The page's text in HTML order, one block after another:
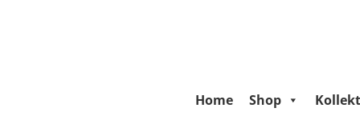
Home Shop